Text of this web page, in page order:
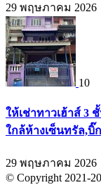
29 พฤษภาคม 2026
10
ให้เช่าทาวเฮ้าส์ 3
ใกล้ห้างเซ็นทรัล,บิ๊
29 พฤษภาคม 2026
© Copyright 2021-